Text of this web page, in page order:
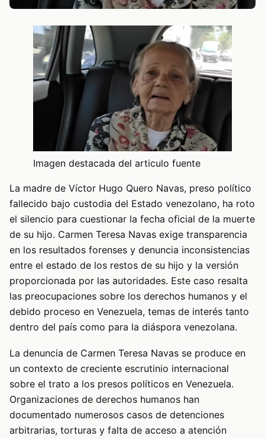
Imagen destacada del articulo fuente
La madre de Víctor Hugo Quero Navas, preso político
fallecido bajo custodia del Estado venezolano, ha roto
el silencio para cuestionar la fecha oficial de la muerte
de su hijo. Carmen Teresa Navas exige transparencia
en los resultados forenses y denuncia inconsistencias
entre el estado de los restos de su hijo y la versión
proporcionada por las autoridades. Este caso resalta
las preocupaciones sobre los derechos humanos y el
debido proceso en Venezuela, temas de interés tanto
dentro del país como para la diáspora venezolana.
La denuncia de Carmen Teresa Navas se produce en
un contexto de creciente escrutinio internacional
sobre el trato a los presos políticos en Venezuela.
Organizaciones de derechos humanos han
documentado numerosos casos de detenciones
arbitrarias, torturas y falta de acceso a atención